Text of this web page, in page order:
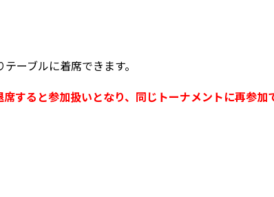
ーブルに着席できます。
すると参加扱いとなり、同じトーナメントに再参加